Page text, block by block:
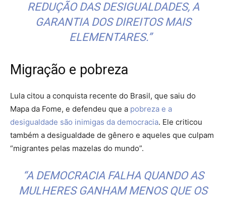
REDUÇÃO DAS DESIGUALDADES, A
GARANTIA DOS DIREITOS MAIS
ELEMENTARES.”
Migração e pobreza
Lula citou a conquista recente do Brasil, que saiu do
Mapa da Fome, e defendeu que a pobreza e a
desigualdade são inimigas da democracia. Ele criticou
também a desigualdade de gênero e aqueles que culpam
“migrantes pelas mazelas do mundo”.
“A DEMOCRACIA FALHA QUANDO AS
MULHERES GANHAM MENOS QUE OS